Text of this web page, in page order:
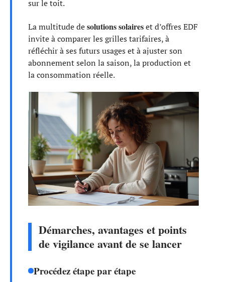
sur le toit.
La multitude desolutions solaireset d’offres EDF
invite à comparer les grilles tarifaires, à
réfléchir à ses futurs usages et à ajuster son
abonnement selon la saison, la production et
la consommation réelle.
Démarches, avantages et points
de vigilance avant de se lancer
Procédez étape par étape